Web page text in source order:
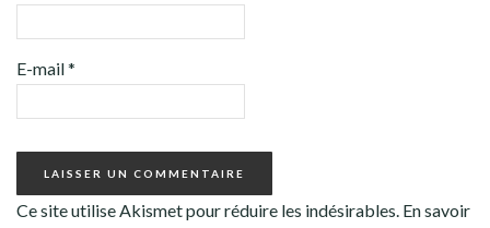
E-mail*
Ce site utilise Akismet pour réduire les indésirables. En savoir